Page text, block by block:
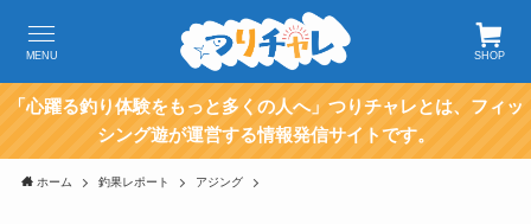
SHOP
MENU
「心躍る釣り体験をもっと多くの人へ」つりチャレとは、フィッ
シング遊が運営する情報発信サイトです。
ホーム 釣果レポート アジング